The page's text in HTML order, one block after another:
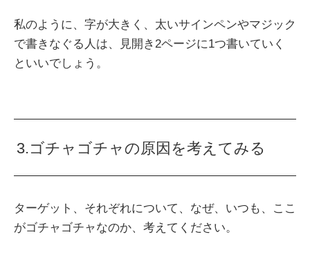
私のように、字が大きく、太いサインペンやマジック
で書きなぐる人は、見開き2ページに1つ書いていく
といいでしょう。
3.ゴチャゴチャの原因を考えてみる
ターゲット、それぞれについて、なぜ、いつも、ここ
がゴチャゴチャなのか、考えてください。